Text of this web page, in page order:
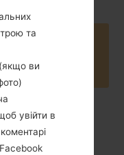
та
ви
увійти в